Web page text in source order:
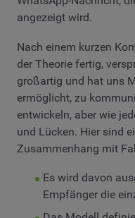
angezeigt wird.
Nach einem kurzen
der Theorie fertig,
großartig und hat uns
ermöglicht, zu
entwickeln, aber wie
und Lücken. Hier sind
Zusammenhang mit
Es wird davon
Empfänger die